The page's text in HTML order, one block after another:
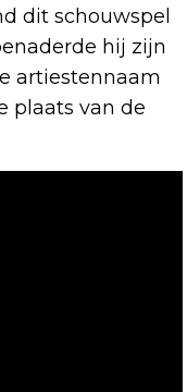
dit schouwspel
hij zijn
artiestennaam
plaats van de